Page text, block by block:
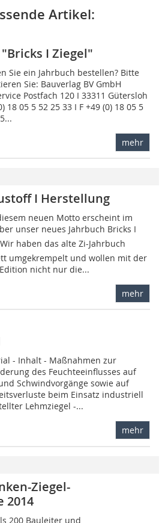
Artikel:
I Ziegel"
Sie ein Jahrbuch bestellen? Bitte
Sie: Bauverlag BV GmbH
Postfach 120 I 33311 Gütersloh
18 05 5 52 25 33 I F +49 (0) 18 05 5
mehr
I Herstellung
neuen Motto erscheint im
unser neues Jahrbuch Bricks I
Wir haben das alte Zi-Jahrbuch
umgekrempelt und wollen mit der
nicht nur die...
mehr
- Inhalt - Maßnahmen zur
des Feuchteeinflusses auf
Schwindvorgänge sowie auf
beim Einsatz industriell
Lehmziegel -...
mehr
Ziegel-
2014
200 Bauleiter und